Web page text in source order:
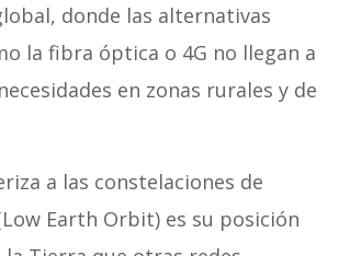
donde las alternativas
la fibra óptica o 4G no llegan a
en zonas rurales y de
a las constelaciones de
Earth Orbit) es su posición